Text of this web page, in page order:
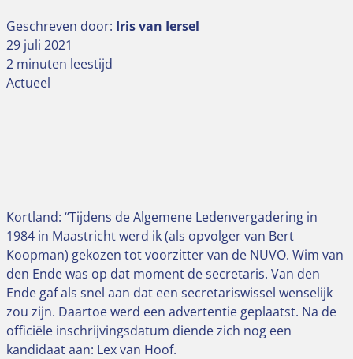
Geschreven door: Iris van Iersel
29 juli 2021
2 minuten leestijd
Actueel
Kortland: “Tijdens de Algemene Ledenvergadering in
1984 in Maastricht werd ik (als opvolger van Bert
Koopman) gekozen tot voorzitter van de NUVO. Wim van
den Ende was op dat moment de secretaris. Van den
Ende gaf als snel aan dat een secretariswissel wenselijk
zou zijn. Daartoe werd een advertentie geplaatst. Na de
officiële inschrijvingsdatum diende zich nog een
kandidaat aan: Lex van Hoof.